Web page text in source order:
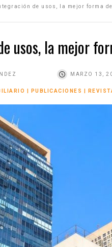
de usos, la mejor forma
usos, la mejor
MARZO 13,
PUBLICACIONES